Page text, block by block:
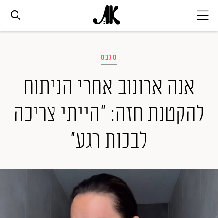
אופנה
ביוטי
סלבס
ערוצים נוספים
המגזין
סלבס
אנה ארונוב אחרי הניתוח
להקטנת חזה: "הייתי צריכה
לבכות רגע"